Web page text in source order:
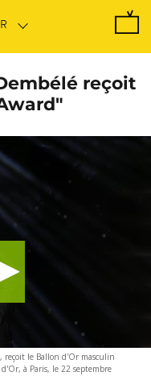
reçoit
reçoit le Ballon d'Or masculin
à Paris, le 22 septembre